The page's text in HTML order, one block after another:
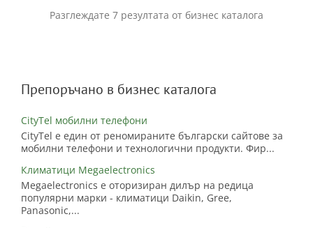
Разглеждате 7 резултата от бизнес каталога
Препоръчано в бизнес каталога
CityTel мобилни телефони
CityTel е един от реномираните български сайтове за
мобилни телефони и технологични продукти. Фир...
Климатици Megaelectronics
Megaelectronics е оторизиран дилър на редица
популярни марки - климатици Daikin, Gree,
Panasonic,...